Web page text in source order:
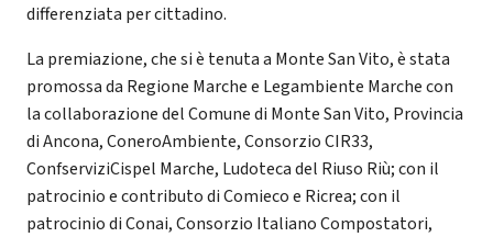
differenziata per cittadino.
La premiazione, che si è tenuta a Monte San Vito, è stata
promossa da Regione Marche e Legambiente Marche con
la collaborazione del Comune di Monte San Vito, Provincia
di Ancona, ConeroAmbiente, Consorzio CIR33,
ConfserviziCispel Marche, Ludoteca del Riuso Riù; con il
patrocinio e contributo di Comieco e Ricrea; con il
patrocinio di Conai, Consorzio Italiano Compostatori,